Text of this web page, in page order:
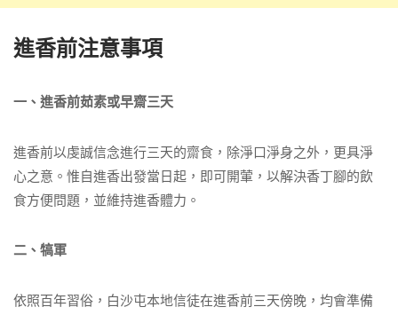
進香前注意事項
一、進香前茹素或早齋三天
進香前以虔誠信念進行三天的齋食，除淨口淨身之外，更具淨
心之意。惟自進香出發當日起，即可開葷，以解決香丁腳的飲
食方便問題，並維持進香體力。
二、犒軍
依照百年習俗，白沙屯本地信徒在進香前三天傍晚，均會準備